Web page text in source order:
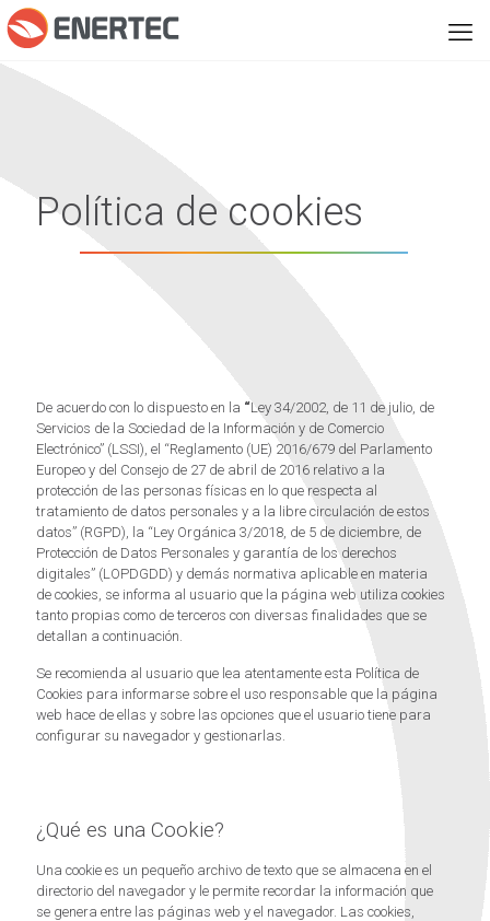
Política de cookies
De acuerdo con lo dispuesto en la “Ley 34/2002, de 11 de julio, de
Servicios de la Sociedad de la Información y de Comercio
Electrónico” (LSSI), el “Reglamento (UE) 2016/679 del Parlamento
Europeo y del Consejo de 27 de abril de 2016 relativo a la
protección de las personas físicas en lo que respecta al
tratamiento de datos personales y a la libre circulación de estos
datos” (RGPD), la “Ley Orgánica 3/2018, de 5 de diciembre, de
Protección de Datos Personales y garantía de los derechos
digitales” (LOPDGDD) y demás normativa aplicable en materia
de cookies, se informa al usuario que la página web utiliza cookies
tanto propias como de terceros con diversas finalidades que se
detallan a continuación.
Se recomienda al usuario que lea atentamente esta Política de
Cookies para informarse sobre el uso responsable que la página
web hace de ellas y sobre las opciones que el usuario tiene para
configurar su navegador y gestionarlas.
¿Qué es una Cookie?
Una cookie es un pequeño archivo de texto que se almacena en el
directorio del navegador y le permite recordar la información que
se genera entre las páginas web y el navegador. Las cookies,